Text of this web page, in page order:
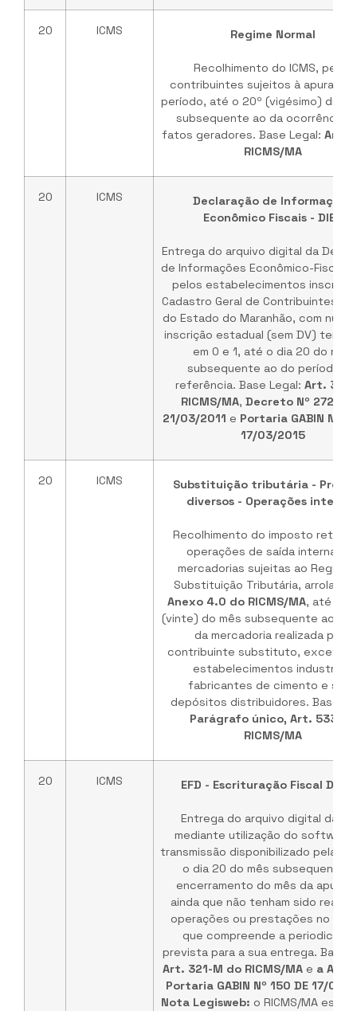
20 ICMS Regime Normal
Recolhimento do ICMS, pelos
contribuintes sujeitos à apuração
período, até o 20º (vigésimo) dia
subsequente ao da ocorrência
fatos geradores. Base Legal: Art.
RICMS/MA
20 ICMS
Declaração de Informações
Econômico Fiscais - DIEF
Entrega do arquivo digital da
de Informações Econômico-Fiscais -
pelos estabelecimentos
Cadastro Geral de Contribuintes do
do Estado do Maranhão, com
inscrição estadual (sem DV)
em 0 e 1, até o dia 20 do mês
subsequente ao do período de
referência. Base Legal: Art. 308
RICMS/MA, Decreto Nº 27275
21/03/2011 e Portaria GABIN Nº
17/03/2015
20 ICMS
Substituição tributária -
diversos - Operações
Recolhimento do imposto retido
operações de saída interna
mercadorias sujeitas ao Regime
Substituição Tributária, arroladas
Anexo 4.0 do RICMS/MA, até o
(vinte) do mês subsequente ao da
da mercadoria realizada pelo
contribuinte substituto, exceto
estabelecimentos industriais
fabricantes de cimento e seus
depósitos distribuidores. Base
Parágrafo único, Art. 533 do
RICMS/MA
20 ICMS EFD - Escrituração Fiscal
Entrega do arquivo digital da
mediante utilização do software
transmissão disponibilizado pela
o dia 20 do mês subsequente
encerramento do mês da
ainda que não tenham sido
operações ou prestações no
que compreende a
prevista para a sua entrega. Base
Art. 321-M do RICMS/MAe a Art.
Portaria GABIN Nº 150 DE 17/03/
Nota Legisweb: o RICMS/MA